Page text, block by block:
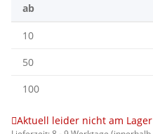
ab
10
50
100
Aktuell leider nicht am Lager